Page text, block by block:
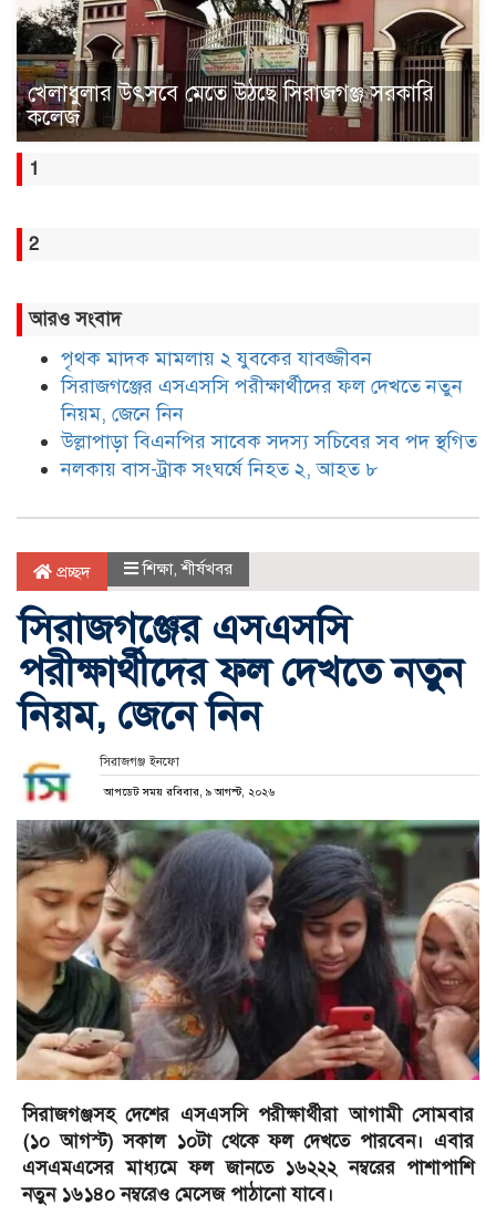
খেলাধুলার উৎসবে মেতে উঠছে সিরাজগঞ্জ সরকারি
কলেজ
1
2
আরও সংবাদ
পৃথক মাদক মামলায় ২ যুবকের যাবজ্জীবন
সিরাজগঞ্জের এসএসসি পরীক্ষার্থীদের ফল দেখতে নতুন
নিয়ম, জেনে নিন
উল্লাপাড়া বিএনপির সাবেক সদস্য সচিবের সব পদ স্থগিত
নলকায় বাস-ট্রাক সংঘর্ষে নিহত ২, আহত ৮
প্রচ্ছদ শিক্ষা,শীর্ষখবর
সিরাজগঞ্জের এসএসসি
পরীক্ষার্থীদের ফল দেখতে নতুন
নিয়ম, জেনে নিন
সিরাজগঞ্জ ইনফো
আপডেট সময় রবিবার, ৯ আগস্ট, ২০২৬
সিরাজগঞ্জসহ দেশের এসএসসি পরীক্ষার্থীরা আগামী সোমবার
(১০ আগস্ট) সকাল ১০টা থেকে ফল দেখতে পারবেন। এবার
এসএমএসের মাধ্যমে ফল জানতে ১৬২২২ নম্বরের পাশাপাশি
নতুন ১৬১৪০ নম্বরেও মেসেজ পাঠানো যাবে।